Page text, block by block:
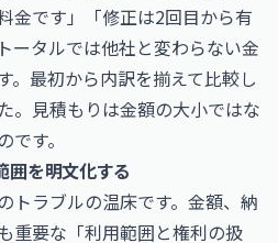
金です」「修正は2回目から有
ータルでは他社と変わらない金
。最初から内訳を揃えて比較し
。見積もりは金額の大小ではな
す。
囲を明文化する
トラブルの温床です。金額、納
重要な「利用範囲と権利の扱